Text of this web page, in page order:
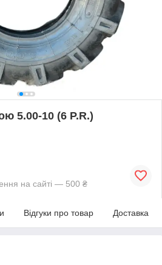
5.00-10 (6 P.R.)
на сайті — 500 ₴
Відгуки про товар Доставка